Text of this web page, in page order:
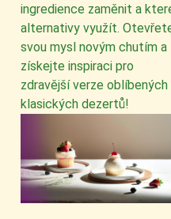
ingredience zaměnit a
alternativy využít.
svou mysl novým chutím a
získejte inspiraci pro
zdravější verze oblíbených
klasických dezertů!